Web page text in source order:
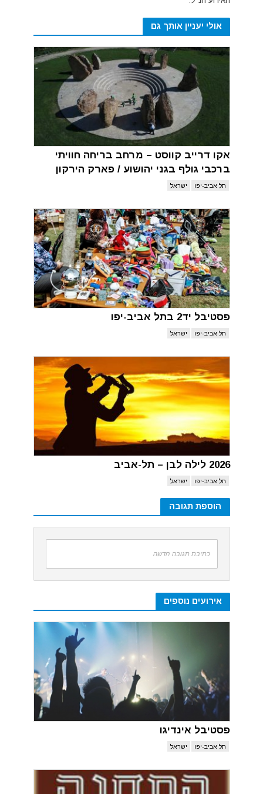
אולי יעניין אותך גם
אקו דרייב קווסט – מרחב בריחה חוויתי
ברכבי גולף בגני יהושוע / פארק הירקון
תל אביב-יפו ישראל
פסטיבל יד2 בתל אביב-יפו
תל אביב-יפו ישראל
2026 לילה לבן – תל-אביב
תל אביב-יפו ישראל
הוספת תגובה
כתיבת תגובה חדשה
אירועים נוספים
פסטיבל אינדיגו
תל אביב-יפו ישראל